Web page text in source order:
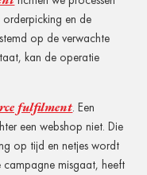
en de
op de verwachte
kan de operatie
fulfilment. Een
een webshop niet. Die
op tijd en netjes wordt
campagne misgaat, heeft